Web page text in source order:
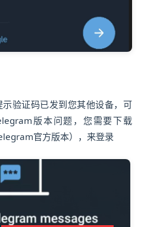
验证码已发到您其他设备，可
版本问题，您需要下载
官方版本），来登录